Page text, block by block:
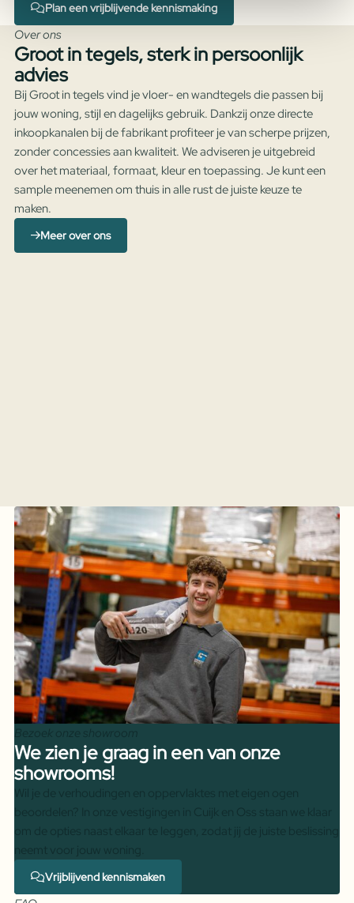
Plan een vrijblijvende kennismaking
Over ons
Groot in tegels, sterk in persoonlijk
advies
Bij Groot in tegels vind je vloer- en wandtegels die passen bij
jouw woning, stijl en dagelijks gebruik. Dankzij onze directe
inkoopkanalen bij de fabrikant profiteer je van scherpe prijzen,
zonder concessies aan kwaliteit. We adviseren je uitgebreid
over het materiaal, formaat, kleur en toepassing. Je kunt een
sample meenemen om thuis in alle rust de juiste keuze te
maken.
Meer over ons
We zien je graag in een van onze
showrooms!
Vrijblijvend kennismaken